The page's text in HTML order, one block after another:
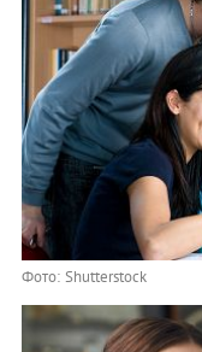
Фото: Shutterstock